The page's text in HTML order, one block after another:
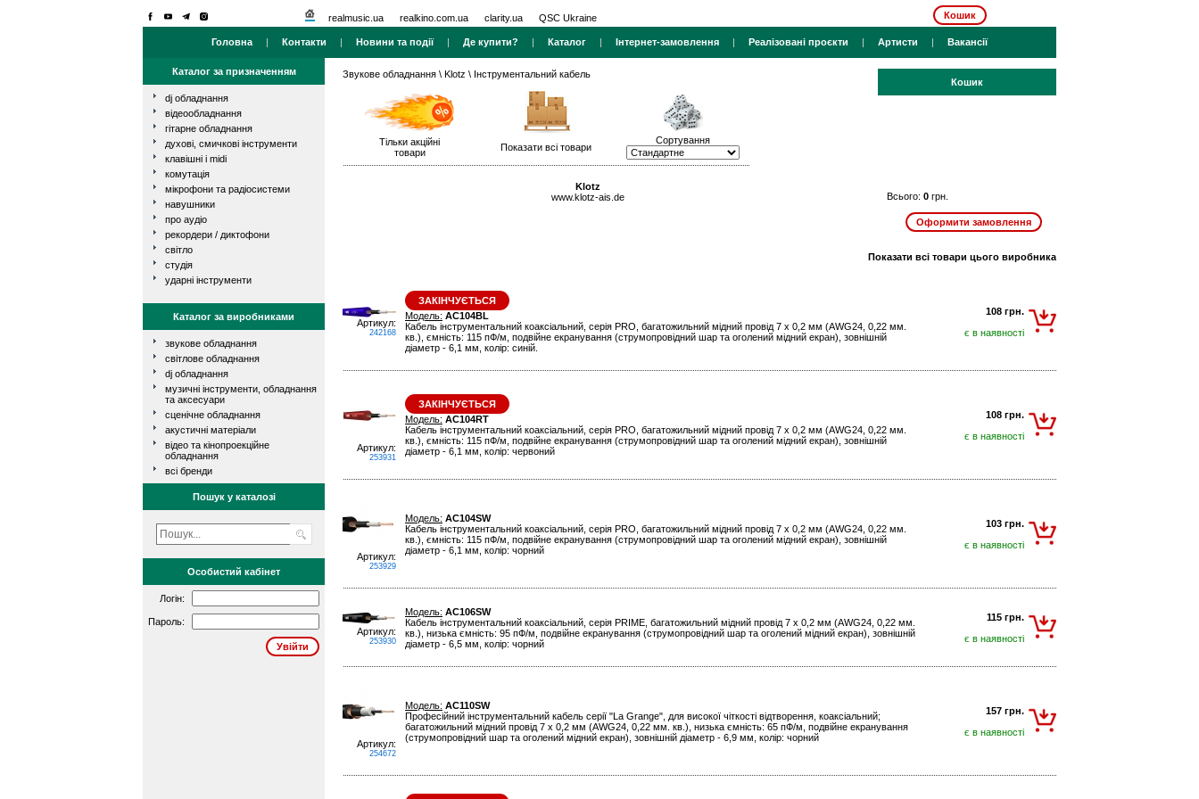
realmusic.ua realkino.com.ua clarity.ua QSC Ukraine Кошик
Головна | Контакти | Новини та події| Де купити? | Каталог | Інтернет-замовлення | Реалізовані проєкти | Артисти | Вакансії
Каталог за призначенням
dj обладнання
відеообладнання
гітарне обладнання
духові, смичкові інструменти
клавішні і midi
комутація
мікрофони та радіосистеми
навушники
про аудіо
рекордери / диктофони
світло
студія
ударні інструменти
Каталог за виробниками
звукове обладнання
світлове обладнання
dj обладнання
музичні інструменти, обладнання
та аксесуари
сценічне обладнання
акустичні матеріали
відео та кінопроекційне
обладнання
всі бренди
Пошук у каталозі
Особистий кабінет
Логін:
Пароль:
Звукове обладнання \ Klotz \ Інструментальний кабель
Тільки акційні
товари
Показати всі товари
Сортування
Klotz
www.klotz-ais.de
Кошик
Всього: 0 грн.
Показати всі товари цього виробника
Артикул:
242168
ЗАКІНЧУЄТЬСЯ
Модель: AC104BL
Кабель інструментальний коаксіальний, серія PRO, багатожильний мідний провід 7 x 0,2 мм (AWG24, 0,22 мм.
кв.), ємність: 115 пФ/м, подвійне екранування (струмопровідний шар та оголений мідний екран), зовнішній
діаметр - 6,1 мм, колір: синій.
108 грн.
є в наявності
Артикул:
253931
ЗАКІНЧУЄТЬСЯ
Модель: AC104RT
Кабель інструментальний коаксіальний, серія PRO, багатожильний мідний провід 7 x 0,2 мм (AWG24, 0,22 мм.
кв.), ємність: 115 пФ/м, подвійне екранування (струмопровідний шар та оголений мідний екран), зовнішній
діаметр - 6,1 мм, колір: червоний
108 грн.
є в наявності
Артикул:
253929
Модель: AC104SW
Кабель інструментальний коаксіальний, серія PRO, багатожильний мідний провід 7 x 0,2 мм (AWG24, 0,22 мм.
кв.), ємність: 115 пФ/м, подвійне екранування (струмопровідний шар та оголений мідний екран), зовнішній
діаметр - 6,1 мм, колір: чорний
103 грн.
є в наявності
Артикул:
253930
Модель: AC106SW
Кабель інструментальний коаксіальний, серія PRIME, багатожильний мідний провід 7 x 0,2 мм (AWG24, 0,22 мм.
кв.), низька ємність: 95 пФ/м, подвійне екранування (струмопровідний шар та оголений мідний екран), зовнішній
діаметр - 6,5 мм, колір: чорний
115 грн.
є в наявності
Артикул:
254672
Модель: AC110SW
Професійний інструментальний кабель серії "La Grange", для високої чіткості відтворення, коаксіальний;
багатожильний мідний провід 7 x 0,2 мм (AWG24, 0,22 мм. кв.), низька ємність: 65 пФ/м, подвійне екранування
(струмопровідний шар та оголений мідний екран), зовнішній діаметр - 6,9 мм, колір: чорний
157 грн.
є в наявності